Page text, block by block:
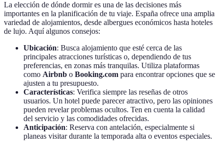
La elección de dónde dormir es una de las decisiones más
importantes en la planificación de tu viaje. España ofrece una amplia
variedad de alojamientos, desde albergues económicos hasta hoteles
de lujo. Aquí algunos consejos:
Ubicación: Busca alojamiento que esté cerca de las
principales atracciones turísticas o, dependiendo de tus
preferencias, en zonas más tranquilas. Utiliza plataformas
como Airbnb o Booking.com para encontrar opciones que se
ajusten a tu presupuesto.
Características: Verifica siempre las reseñas de otros
usuarios. Un hotel puede parecer atractivo, pero las opiniones
pueden revelar problemas ocultos. Ten en cuenta la calidad
del servicio y las comodidades ofrecidas.
Anticipación: Reserva con antelación, especialmente si
planeas visitar durante la temporada alta o eventos especiales.